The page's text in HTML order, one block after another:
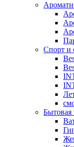
Спорт и
Бытовая